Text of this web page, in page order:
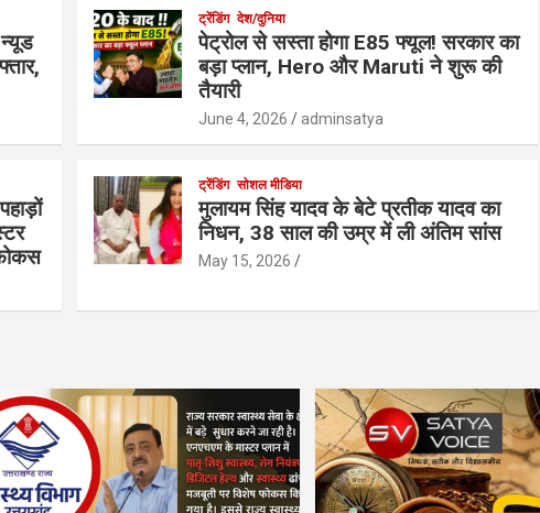
ट्रेंडिंग देश/दुनिया
पेट्रोल से सस्ता होगा E85 फ्यूल! सरकार का
बड़ा प्लान, Hero और Maruti ने शुरू की
तैयारी
June 4, 2026 adminsatya
ट्रेंडिंग सोशल मीडिया
मुलायम सिंह यादव के बेटे प्रतीक यादव का
निधन, 38 साल की उम्र में ली अंतिम सांस
May 15, 2026